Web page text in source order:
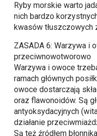
Ryby morskie warto
nich bardzo
kwasów tłuszczowych
ZASADA 6: Warzywa i
przeciwnowotworowo
Warzywa i owoce
ramach głównych
owoce dostarczają
oraz flawonoidów. Są
antyoksydacyjnych
działanie
Są też źródłem